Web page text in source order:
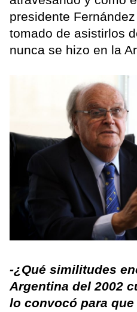
presidente
tomado de asistirlos
nunca se hizo en la
-¿Qué similitudes
Argentina del 2002
lo convocó para